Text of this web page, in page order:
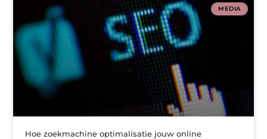
MEDIA
Hoe zoekmachine optimalisatie jouw online